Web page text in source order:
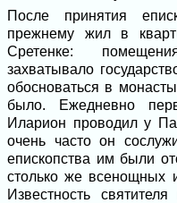
После принятия
прежнему жил в
Сретенке:
захватывало
обосноваться в
было. Ежедневно
Иларион проводил у
очень часто он
епископства им были
столько же всенощных
Известность